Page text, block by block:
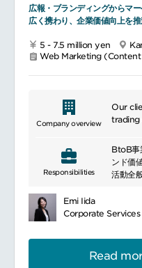
社内外
広報・ブランディングからマ
広く携わり、企業価値向上を
5 - 7.5 million yen
Web Marketing
Company overview
Our
trading
Responsibilities
BtoB事
ンド価
活動全
営、ブ
な関係
献でき
具体的に
Emi Iida
Corporate Services
Read